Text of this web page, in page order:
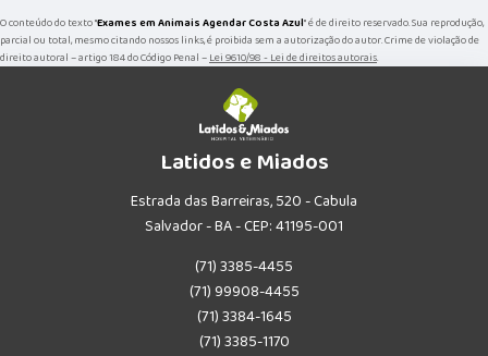
O conteúdo do texto "Exames em Animais Agendar Costa Azul" é de direito reservado. Sua reprodução,
parcial ou total, mesmo citando nossos links, é proibida sem a autorização do autor. Crime de violação de
direito autoral – artigo 184 do Código Penal –Lei 9610/98 - Lei de direitos autorais.
Latidos e Miados
Estrada das Barreiras, 520 - Cabula
Salvador - BA - CEP: 41195-001
(71) 3385-4455
(71) 99908-4455
(71) 3384-1645
(71) 3385-1170